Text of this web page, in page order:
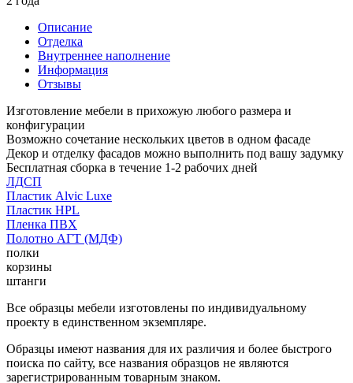
Описание
Отделка
Внутреннее наполнение
Информация
Отзывы
Изготовление мебели в прихожую любого размера и
конфигурации
Возможно сочетание нескольких цветов в одном фасаде
Декор и отделку фасадов можно выполнить под вашу задумку
Бесплатная сборка в течение 1-2 рабочих дней
ЛДСП
Пластик Alvic Luxe
Пластик HPL
Пленка ПВХ
Полотно АГТ (МДФ)
полки
корзины
штанги
Все образцы мебели изготовлены по индивидуальному
проекту в единственном экземпляре.
Образцы имеют названия для их различия и более быстрого
поиска по сайту, все названия образцов не являются
зарегистрированным товарным знаком.